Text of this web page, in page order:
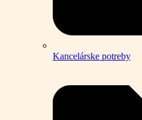
Kancelárske potreby